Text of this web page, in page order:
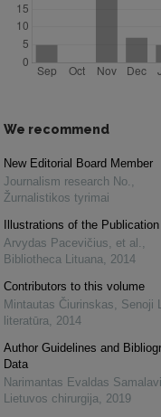
We recommend
New Editorial Board Member
Journalism research No.
Žurnalistikos tyrimai
Illustrations of the Publication
Arvydas Pacevičius, et al.
Bibliotheca Lituana
2014
Contributors to this volume
Mintautas Čiurinskas
Senoji
literatūra
2014
Author Guidelines and
Data
Narimantas Evaldas
Lietuvos chirurgija
2019